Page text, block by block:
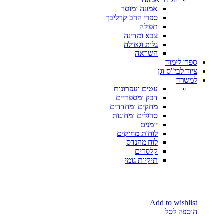
אמונה ומוסר
ספרי הרב קרליבך
תפילה
צבא ומדינה
גלות וגאולה
השראה
ספרי לימוד
ציוד לבי"ס וגן
למשרד
עטים ועפרונות
דבק ומספריים
מחקים ומחדדים
סרגלים ומחוגות
יומנים
לוחות מחיקים
לוח מהנדס
קלסרים
תיקיות גומי
Add to wishlist
הוספה לסל